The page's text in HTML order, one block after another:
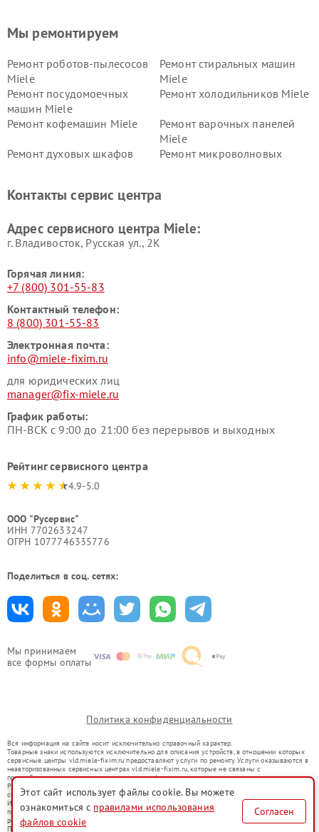
Мы принимаем
все формы оплаты
Мы ремонтируем
Ремонт роботов-пылесосов
Miele
Ремонт стиральных машин
Miele
Ремонт посудомоечных
машин Miele
Ремонт холодильников Miele
Ремонт кофемашин Miele
Ремонт варочных панелей
Miele
Ремонт духовых шкафов
Ремонт микроволновых
Miele
Miele
пылесосов Miele
Контакты сервис центра
Адрес сервисного центра Miele:
г. Владивосток, Русская ул., 2К
Горячая линия:
+7 (800) 301-55-83
Контактный телефон:
8 (800) 301-55-83
Электронная почта:
info@miele-fixim.ru
для юридических лиц
manager@fix-miele.ru
График работы:
ПН-ВСК с 9:00 до 21:00 без перерывов и выходных
Рейтинг сервисного центра
4.9-5.0
ООО "Русервис"
ИНН 7702633247
ОГРН 1077746335776
Поделиться в соц. сетях:
Политика конфиденциальности
Вся информация на сайте носит исключительно справочный характер.
Товарные знаки используются исключительно для описания устройств, в отношении которых
сервисные центры vld.miele-fixim.ru предоставляют услуги по ремонту. Услуги оказываются в
неавторизованных сервисных центрах vld.miele-fixim.ru, которые не связаны с
правообладателями товарных знаков или их официальными представителями.
Ремонт осуществляется для устройств, уже введенных в гражданский оборот в соответствии
со статьей 1487 ГК РФ.
Использование товарных знаков не преследует цели индивидуализации услуг или введения
потребителей в заблуждение, а служит для информирования о предоставляемых услугах по
ремонту техники указанных брендов.
Представленная на сайте информация не является публичной офертой, определяемой
Этот сайт использует файлы cookie. Вы можете
ознакомиться с правилами использования
файлов cookie
Согласен